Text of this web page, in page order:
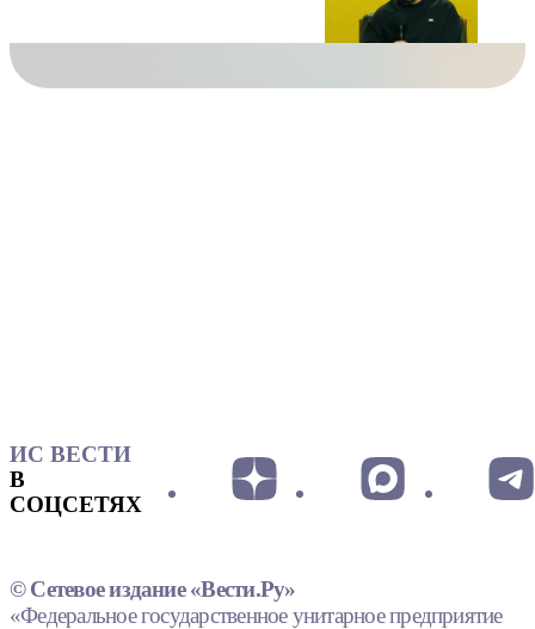
ИС ВЕСТИ
В
СОЦСЕТЯХ
© Сетевое издание «Вести.Ру»
«Федеральное государственное унитарное предприятие